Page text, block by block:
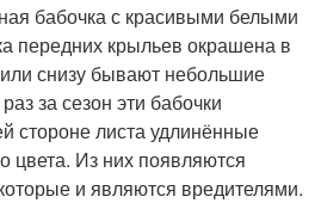
бабочка с красивыми белыми
передних крыльев окрашена в
снизу бывают небольшие
за сезон эти бабочки
стороне листа удлинённые
цвета. Из них появляются
и являются вредителями.